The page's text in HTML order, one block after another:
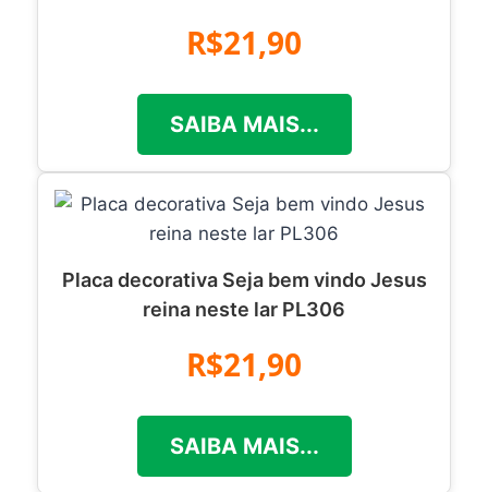
R$21,90
SAIBA MAIS...
Placa decorativa Seja bem vindo Jesus
reina neste lar PL306
R$21,90
SAIBA MAIS...